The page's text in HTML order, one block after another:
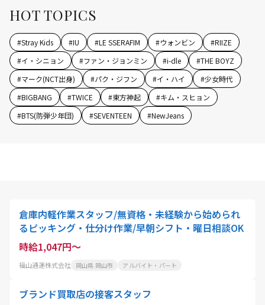
HOT TOPICS
#Stray Kids #IU #LE SSERAFIM #ウォンビン #RIIZE
#イ・シニョン #ファン・ジョンミン #i-dle #THE BOYZ
#マーク(NCT出身) #パク・ジフン #イ・ハイ #少女時代
#BIGBANG #TWICE #東方神起 #キム・スヒョン
#BTS(防弾少年団) #SEVENTEEN #NewJeans
倉庫内軽作業スタッフ/無資格・未経験から始められ
るピッキング・仕分け作業/早朝シフト・曜日相談OK
時給1,047円～
福山通運株式会社 岡山県 岡山市 アルバイト・パート
ブランド買取店の接客スタッフ